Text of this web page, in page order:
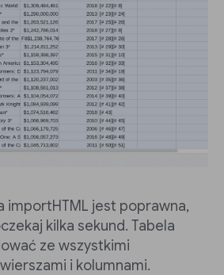
importHTML jest poprawna,
kilka sekund. Tabela
ze wszystkimi
i kolumnami.